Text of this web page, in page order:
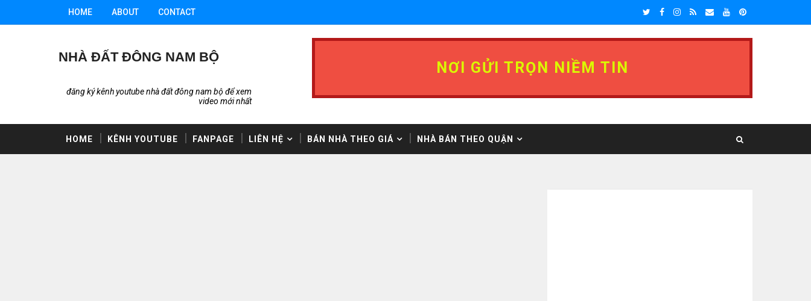
HOME ABOUT CONTACT
NHÀ ĐẤT ĐÔNG NAM BỘ
đăng ký kênh youtube nhà đất đông nam bộ để xem
video mới nhất
NƠI GỬI TRỌN NIỀM TIN
HOME KÊNH YOUTUBE FANPAGE LIÊN HỆ BÁN NHÀ THEO GIÁ NHÀ BÁN THEO QUẬN